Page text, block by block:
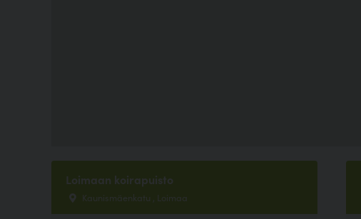
Loimaan koirapuisto
Kaunismäenkatu , Loimaa